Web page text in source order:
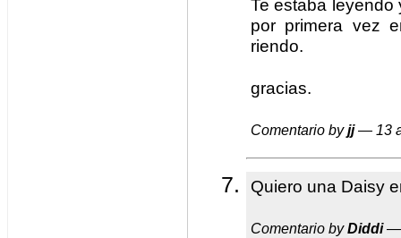
Te estaba
por primera vez
riendo.
gracias.
Comentario byjj— 13
Quiero una Daisy
Comentario byDiddi—